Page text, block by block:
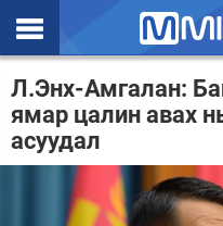
Эхлэл
Цаг агаар
Валют ханш
Л.Энх-Амгалан:
ямар цалин авах
асуудал